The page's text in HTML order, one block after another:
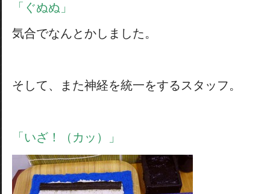
「ぐぬぬ」
気合でなんとかしました。
そして、また神経を統一をするスタッフ。
「いざ！（カッ）」